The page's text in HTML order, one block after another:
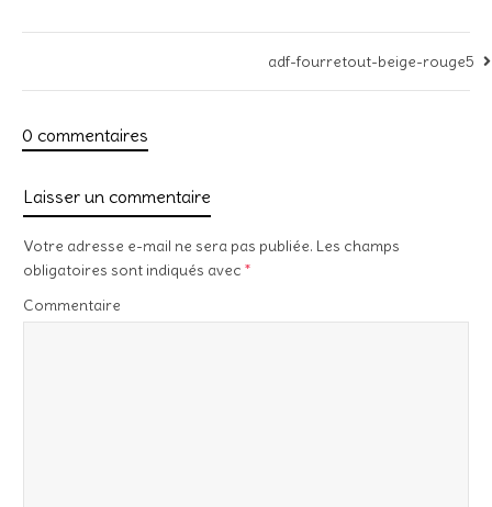
adf-fourretout-beige-rouge5
0 commentaires
Laisser un commentaire
Votre adresse e-mail ne sera pas publiée. Les champs
obligatoires sont indiqués avec *
Commentaire